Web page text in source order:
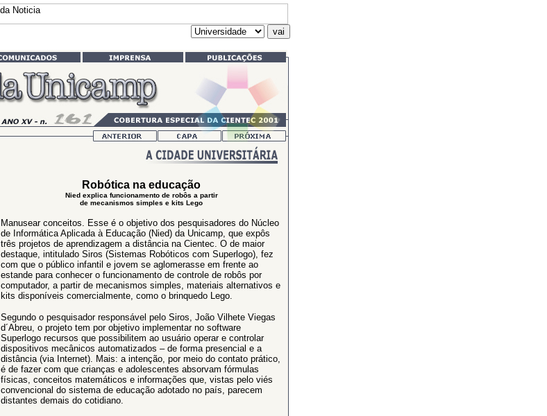
Robótica na educação
Nied explica funcionamento de robôs a partir
de mecanismos simples e kits Lego
Manusear conceitos. Esse é o objetivo dos pesquisadores do Núcleo
de Informática Aplicada à Educação (Nied) da Unicamp, que expôs
três projetos de aprendizagem a distância na Cientec. O de maior
destaque, intitulado Siros (Sistemas Robóticos com Superlogo), fez
com que o público infantil e jovem se aglomerasse em frente ao
estande para conhecer o funcionamento de controle de robôs por
computador, a partir de mecanismos simples, materiais alternativos e
kits disponíveis comercialmente, como o brinquedo Lego.
Segundo o pesquisador responsável pelo Siros, João Vilhete Viegas
d´Abreu, o projeto tem por objetivo implementar no software
Superlogo recursos que possibilitem ao usuário operar e controlar
dispositivos mecânicos automatizados – de forma presencial e a
distância (via Internet). Mais: a intenção, por meio do contato prático,
é de fazer com que crianças e adolescentes absorvam fórmulas
físicas, conceitos matemáticos e informações que, vistas pelo viés
convencional do sistema de educação adotado no país, parecem
distantes demais do cotidiano.